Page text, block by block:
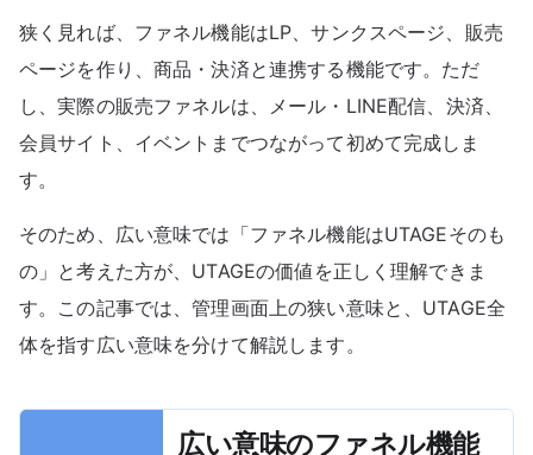
狭く見れば、ファネル機能はLP、サンクスページ、販売
ページを作り、商品・決済と連携する機能です。ただ
し、実際の販売ファネルは、メール・LINE配信、決済、
会員サイト、イベントまでつながって初めて完成しま
す。
そのため、広い意味では「ファネル機能はUTAGEそのも
の」と考えた方が、UTAGEの価値を正しく理解できま
す。この記事では、管理画面上の狭い意味と、UTAGE全
体を指す広い意味を分けて解説します。
広い意味のファネル機能